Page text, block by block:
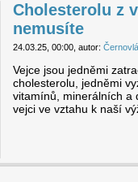
Cholesterolu z
nemusíte
24.03.25, 00:00, autor:
Vejce jsou jedněmi
cholesterolu, jedněmi
vitamínů, minerálních a
vejci ve vztahu k naší